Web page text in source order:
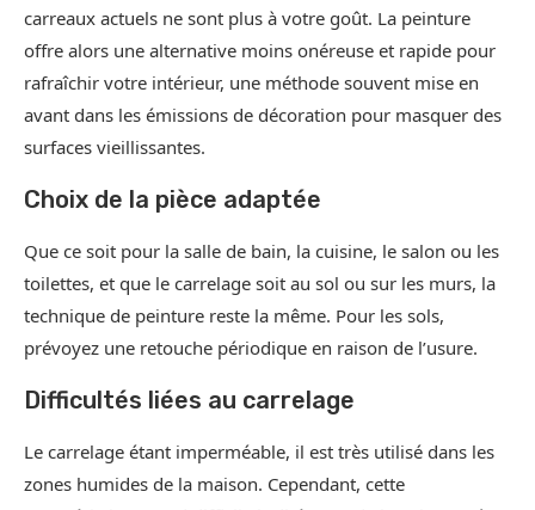
carreaux actuels ne sont plus à votre goût. La peinture
offre alors une alternative moins onéreuse et rapide pour
rafraîchir votre intérieur, une méthode souvent mise en
avant dans les émissions de décoration pour masquer des
surfaces vieillissantes.
Choix de la pièce adaptée
Que ce soit pour la salle de bain, la cuisine, le salon ou les
toilettes, et que le carrelage soit au sol ou sur les murs, la
technique de peinture reste la même. Pour les sols,
prévoyez une retouche périodique en raison de l’usure.
Difficultés liées au carrelage
Le carrelage étant imperméable, il est très utilisé dans les
zones humides de la maison. Cependant, cette